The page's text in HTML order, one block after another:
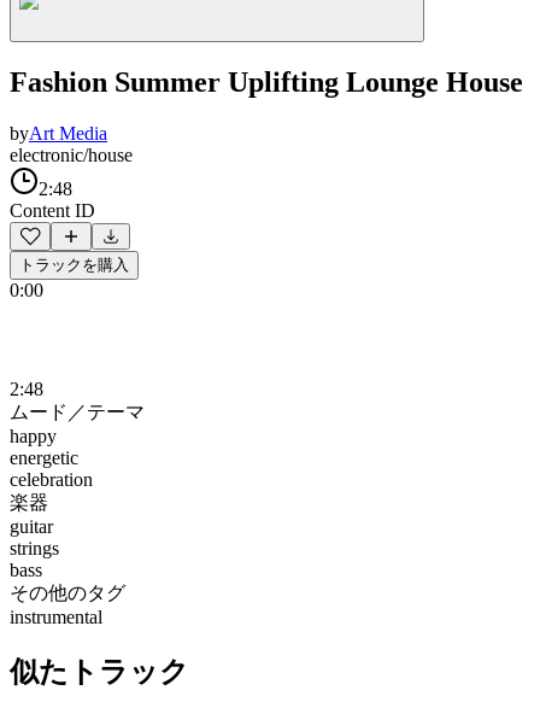
Fashion Summer Uplifting Lounge House
byArt Media
electronic/house
2:48
Content ID
トラックを購入
0:00
2:48
ムード／テーマ
happy
energetic
celebration
楽器
guitar
strings
bass
その他のタグ
instrumental
似たトラック